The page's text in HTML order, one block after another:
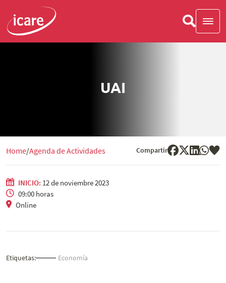
UAI
Home Agenda de Actividades Compartir
INICIO: 12 de noviembre 2023
09:00 horas
Online
Etiquetas: Economía